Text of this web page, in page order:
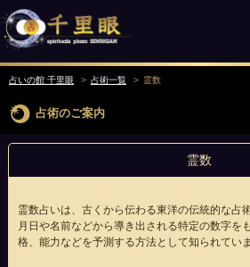
占いの館 千里眼 占術一覧 霊数
占術のご案内
霊数
霊数占いは、古くから伝わる東洋の伝統的な占
月日や名前などから導き出される特定の数字を
格、能力などを予測する方法として知られていま